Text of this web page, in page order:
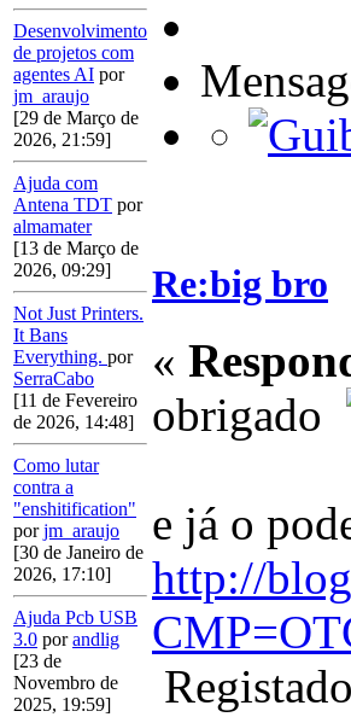
Desenvolvimento
de projetos com
agentes AI por
jm_araujo
[29 de Março de
2026, 21:59]
Ajuda com
Antena TDT por
almamater
[13 de Março de
2026, 09:29]
Not Just Printers.
It Bans
Everything. por
SerraCabo
[11 de Fevereiro
de 2026, 14:48]
Como lutar
contra a
"enshitification"
porjm_araujo
[30 de Janeiro de
2026, 17:10]
Ajuda Pcb USB
3.0 porandlig
[23 de
Novembro de
2025, 19:59]
Re:big bro
«
obrigado
e já o
http://
Registado